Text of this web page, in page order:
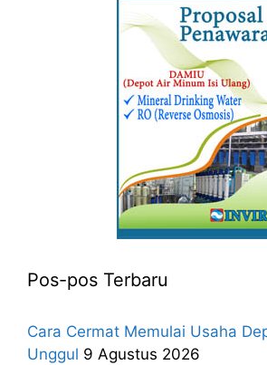
Pos-pos Terbaru
Cara Cermat Memulai Usaha
Unggul 9 Agustus 2026